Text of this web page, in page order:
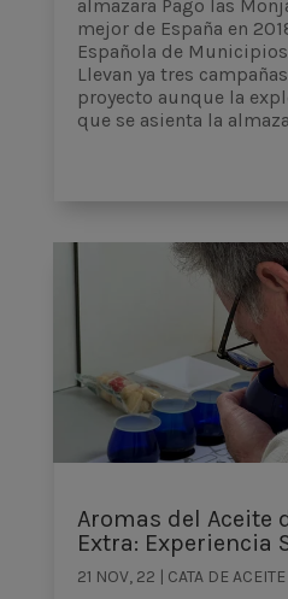
almazara Pago las
mejor de España en
Española de
Llevan ya tres
proyecto aunque la
que se asienta la
Aromas del Aceite
Extra: Experiencia
21 NOV, 22 | CATA DE ACEITE